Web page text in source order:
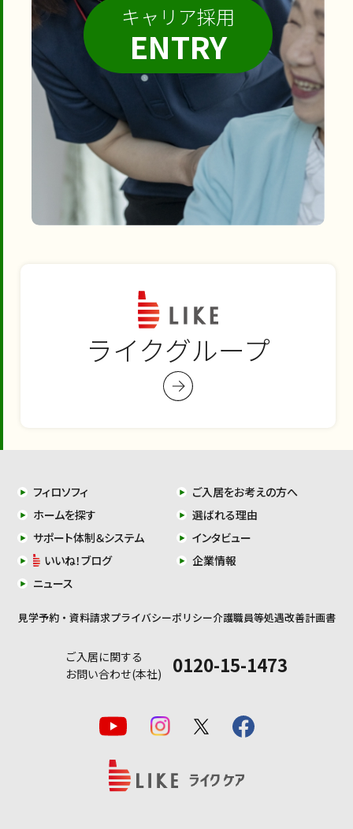
キャリア採用
ENTRY
ライクグループ
フィロソフィ
ご入居をお考えの方へ
ホームを探す
選ばれる理由
サポート体制＆システム
インタビュー
いいね！ブログ
企業情報
ニュース
見学予約・資料請求プライバシーポリシー介護職員等処遇改善計画書
ご入居に関する
お問い合わせ(本社)
0120-15-1473